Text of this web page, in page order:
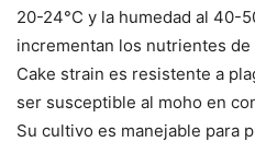
20-24°C y la humedad al 40-
incrementan los nutrientes
Cake strain es resistente a
ser susceptible al moho en
Su cultivo es manejable para